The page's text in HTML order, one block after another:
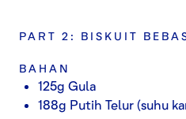
PART 2: BISKUIT
BAHAN
125g Gula
188g Putih Telur (suhu